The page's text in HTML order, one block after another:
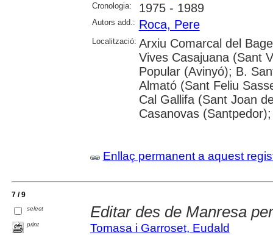
Cronologia: 1975 - 1989
Autors add.: Roca, Pere
Localització: Arxiu Comarcal del
Vives Casajuana (Sant
Popular (Avinyó); B.
Almató (Sant Feliu
Cal Gallifa (Sant Joan
Casanovas
Enllaç permanent a aquest
7 / 9
select
print
Editar des de Manresa
Tomasa i Garroset, Eudald